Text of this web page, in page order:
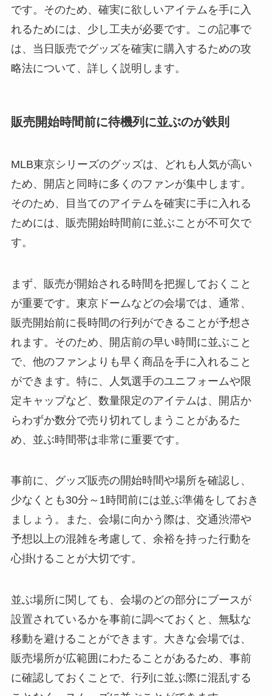
です。そのため、確実に欲しいアイテムを手に入
れるためには、少し工夫が必要です。この記事で
は、当日販売でグッズを確実に購入するための攻
略法について、詳しく説明します。
販売開始時間前に待機列に並ぶのが鉄則
MLB東京シリーズのグッズは、どれも人気が高い
ため、開店と同時に多くのファンが集中します。
そのため、目当てのアイテムを確実に手に入れる
ためには、販売開始時間前に並ぶことが不可欠で
す。
まず、販売が開始される時間を把握しておくこと
が重要です。東京ドームなどの会場では、通常、
販売開始前に長時間の行列ができることが予想さ
れます。そのため、開店前の早い時間に並ぶこと
で、他のファンよりも早く商品を手に入れること
ができます。特に、人気選手のユニフォームや限
定キャップなど、数量限定のアイテムは、開店か
らわずか数分で売り切れてしまうことがあるた
め、並ぶ時間帯は非常に重要です。
事前に、グッズ販売の開始時間や場所を確認し、
少なくとも30分～1時間前には並ぶ準備をしておき
ましょう。また、会場に向かう際は、交通渋滞や
予想以上の混雑を考慮して、余裕を持った行動を
心掛けることが大切です。
並ぶ場所に関しても、会場のどの部分にブースが
設置されているかを事前に調べておくと、無駄な
移動を避けることができます。大きな会場では、
販売場所が広範囲にわたることがあるため、事前
に確認しておくことで、行列に並ぶ際に混乱する